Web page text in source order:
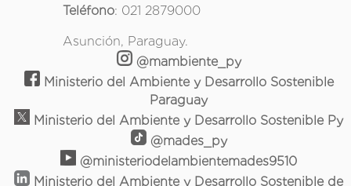
Teléfono: 021 2879000
Asunción, Paraguay.
@mambiente_py
Ministerio del Ambiente y Desarrollo Sostenible
Paraguay
Ministerio del Ambiente y Desarrollo Sostenible Py
@mades_py
@ministeriodelambientemades9510
Ministerio del Ambiente y Desarrollo Sostenible de